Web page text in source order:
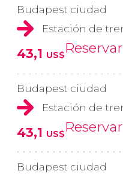
Budapest ciudad
Estación de
43,1 US$Reservar
Budapest ciudad
Estación de
43,1 US$Reservar
Budapest ciudad